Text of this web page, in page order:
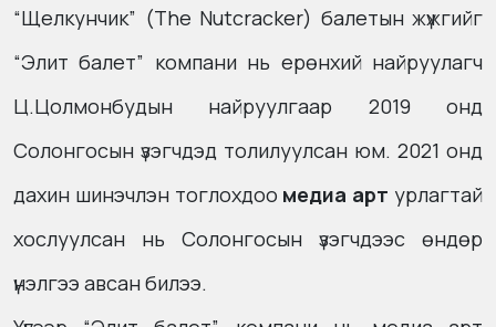
“Щелкунчик” (The Nutcracker) балетын жүжгийг
“Элит балет” компани нь ерөнхий найруулагч
Ц.Цолмонбудын найруулгаар 2019 онд
Солонгосын үзэгчдэд толилуулсан юм. 2021 онд
дахин шинэчлэн тоглохдоо медиа арт урлагтай
хослуулсан нь Солонгосын үзэгчдээс өндөр
үнэлгээ авсан билээ.